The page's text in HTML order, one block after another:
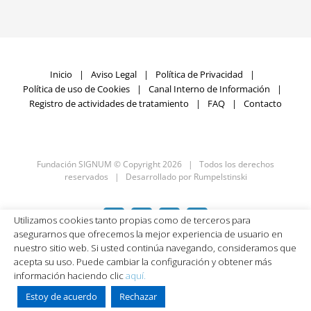
Inicio Aviso Legal
Política de Privacidad
Política de uso de Cookies
Canal Interno de Información
Registro de actividades de tratamiento
FAQ Contacto
Fundación SIGNUM © Copyright2026 | Todos los derechos
reservados | Desarrollado por Rumpelstinski
Facebook
X LinkedInYouTube
Utilizamos cookies tanto propias como de terceros para
asegurarnos que ofrecemos la mejor experiencia de usuario en
nuestro sitio web. Si usted continúa navegando, consideramos que
acepta su uso. Puede cambiar la configuración y obtener más
información haciendo clicaquí.
Estoy de acuerdo
Rechazar